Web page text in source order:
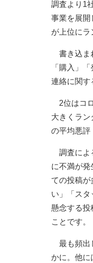
調査より1
事業を展開
が上位にラ
書き込ま
「購入」
連絡に関す
2位はコ
大きくラン
の平均悪評
調査によ
に不満が
ての投稿
い」「ス
懸念する投
ことです。
最も頻出
かに。他に